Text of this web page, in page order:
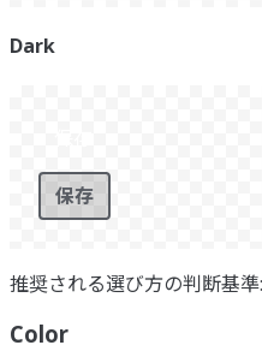
Dark
保存
推奨される選び方の判断基
Color